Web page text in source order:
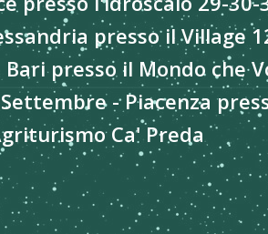
presso il Village
presso il Mondo che
- Piacenza
Ca' Preda